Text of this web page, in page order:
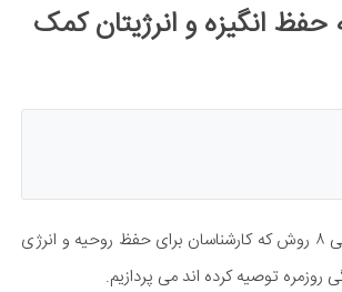
حفظ انگیزه و انرژیتان کمک
در این مطلب به بررسی ۸ روش که کارشناسان برای حفظ روحیه و انرژی
توصیه کرده اند می پردازیم.